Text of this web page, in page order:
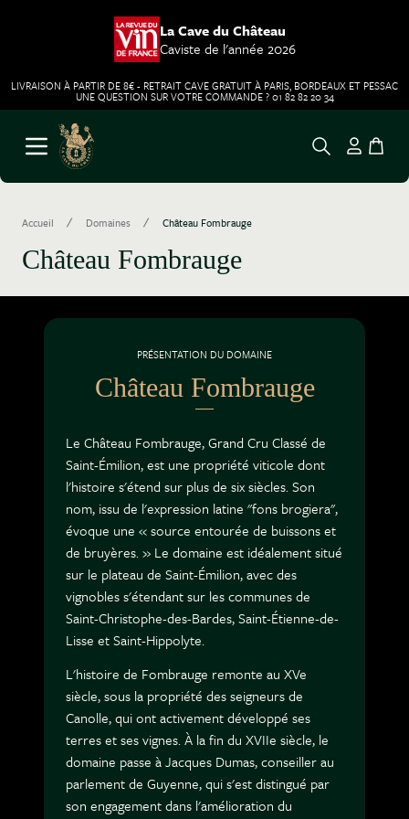
La Cave du Château
Caviste de l'année 2026
LIVRAISON À PARTIR DE 8€ - RETRAIT CAVE GRATUIT À PARIS, BORDEAUX ET PESSAC
UNE QUESTION SUR VOTRE COMMANDE ? 01 82 82 20 34
Aller au contenu
Ouvrir le menu
Accueil / Domaines / Château Fombrauge
Château Fombrauge
PRÉSENTATION DU DOMAINE
Château Fombrauge
Le Château Fombrauge, Grand Cru Classé de
Saint-Émilion, est une propriété viticole dont
l'histoire s'étend sur plus de six siècles. Son
nom, issu de l'expression latine "fons brogiera",
évoque une « source entourée de buissons et
de bruyères. » Le domaine est idéalement situé
sur le plateau de Saint-Émilion, avec des
vignobles s'étendant sur les communes de
Saint-Christophe-des-Bardes, Saint-Étienne-de-
Lisse et Saint-Hippolyte.
L'histoire de Fombrauge remonte au XVe
siècle, sous la propriété des seigneurs de
Canolle, qui ont activement développé ses
terres et ses vignes. À la fin du XVIIe siècle, le
domaine passe à Jacques Dumas, conseiller au
parlement de Guyenne, qui s'est distingué par
son engagement dans l'amélioration du